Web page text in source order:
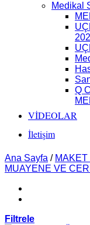
Medikal
Q
VİDEOLAR
İletişim
Ana Sayfa /
MUAYENE VE
Filtrele